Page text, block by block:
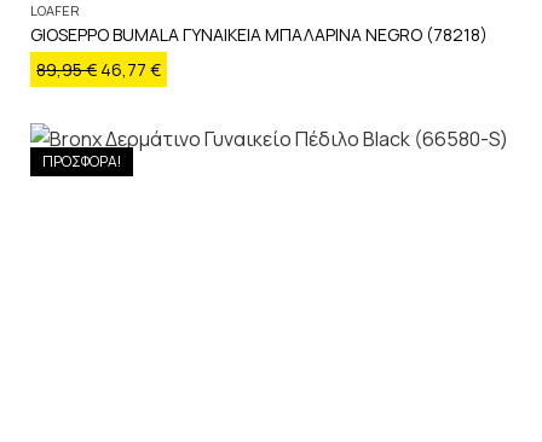
LOAFER
GIOSEPPO BUMALA ΓΥΝΑΙΚΕΙΑ ΜΠΑΛΑΡΙΝΑ NEGRO (78218)
89,95€ 46,77 €
ΠΡΟΣΦΟΡΑ!